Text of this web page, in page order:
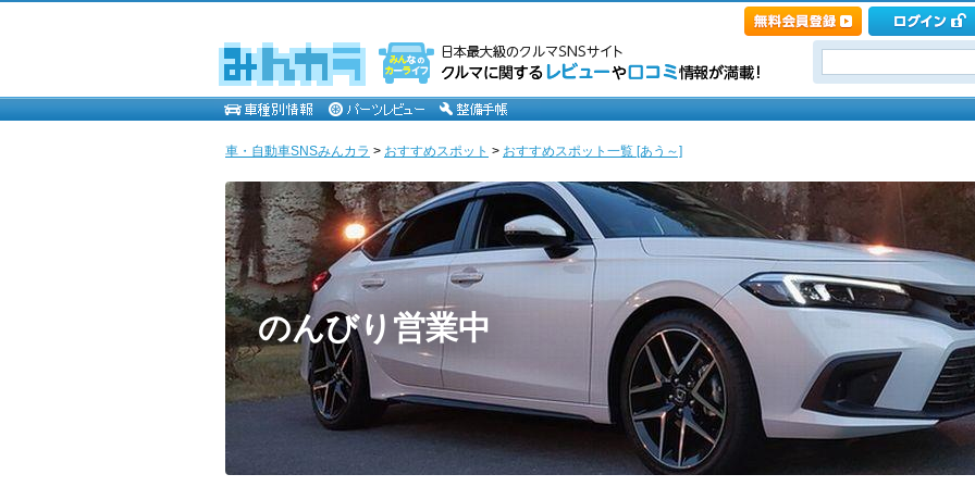
車・自動車SNSみんカラ > おすすめスポット > おすすめスポット一覧 [あう～]
のんびり営業中